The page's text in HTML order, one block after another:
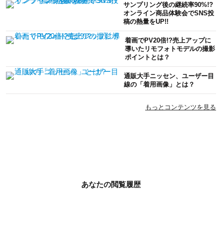
サンプリング後の継続率90%!?
オンライン商品体験会でSNS投
稿の熱量をUP!!
着画でPV20倍!?売上アップに
導いたリモフォトモデルの撮影
ポイントとは？
通販大手ニッセン、ユーザー目
線の「着用画像」とは？
もっとコンテンツを見る
あなたの閲覧履歴